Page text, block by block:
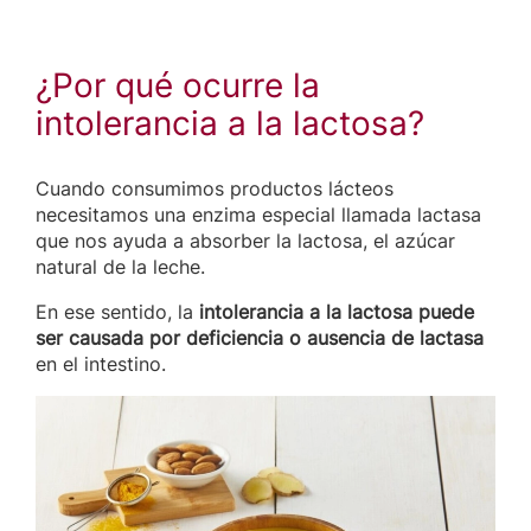
¿Por qué ocurre la
intolerancia a la lactosa?
Cuando consumimos productos lácteos
necesitamos una enzima especial llamada lactasa
que nos ayuda a absorber la lactosa, el azúcar
natural de la leche.
En ese sentido, la intolerancia a la lactosa puede
ser causada por deficiencia o ausencia de lactasa
en el intestino.